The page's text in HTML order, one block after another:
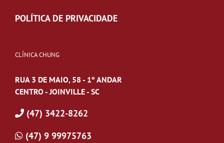
POLÍTICA DE PRIVACIDADE
CLÍNICA CHUNG
RUA 3 DE MAIO, 58 - 1º ANDAR
CENTRO - JOINVILLE - SC
(47) 3422-8262
(47) 9 99975763